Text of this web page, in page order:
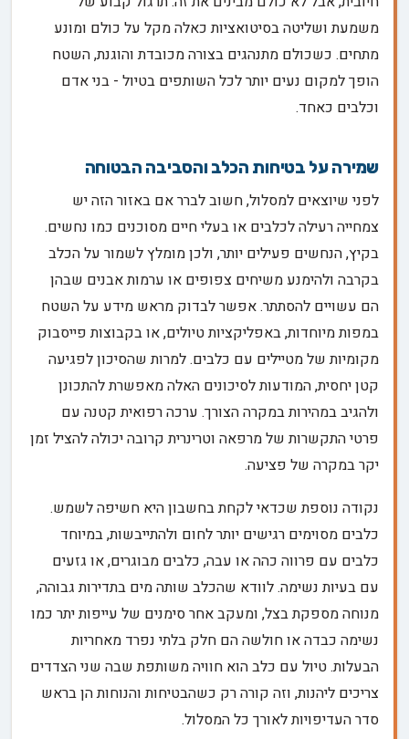
משמעת ושליטה בסיטואציות כאלה מקל על כולם ומונע
מתחים. כשכולם מתנהגים בצורה מכובדת והוגנת, השטח
הופך למקום נעים יותר לכל השותפים בטיול - בני אדם
וכלבים כאחד.
שמירה על בטיחות הכלב והסביבה הבטוחה
לפני שיוצאים למסלול, חשוב לברר אם באזור הזה יש
צמחייה רעילה לכלבים או בעלי חיים מסוכנים כמו נחשים.
בקיץ, הנחשים פעילים יותר, ולכן מומלץ לשמור על הכלב
בקרבה ולהימנע משיחים צפופים או ערמות אבנים שבהן
הם עשויים להסתתר. אפשר לבדוק מראש מידע על השטח
במפות מיוחדות, באפליקציות טיולים, או בקבוצות פייסבוק
מקומיות של מטיילים עם כלבים. למרות שהסיכון לפגיעה
קטן יחסית, המודעות לסיכונים האלה מאפשרת להתכונן
ולהגיב במהירות במקרה הצורך. ערכה רפואית קטנה עם
פרטי התקשרות של מרפאה וטרינרית קרובה יכולה להציל זמן
יקר במקרה של פציעה.
נקודה נוספת שכדאי לקחת בחשבון היא חשיפה לשמש.
כלבים מסוימים רגישים יותר לחום ולהתייבשות, במיוחד
כלבים עם פרווה כהה או עבה, כלבים מבוגרים, או גזעים
עם בעיות נשימה. לוודא שהכלב שותה מים בתדירות גבוהה,
מנוחה מספקת בצל, ומעקב אחר סימנים של עייפות יתר כמו
נשימה כבדה או חולשה הם חלק בלתי נפרד מאחריות
הבעלות. טיול עם כלב הוא חוויה משותפת שבה שני הצדדים
צריכים ליהנות, וזה קורה רק כשהבטיחות והנוחות הן בראש
סדר העדיפויות לאורך כל המסלול.